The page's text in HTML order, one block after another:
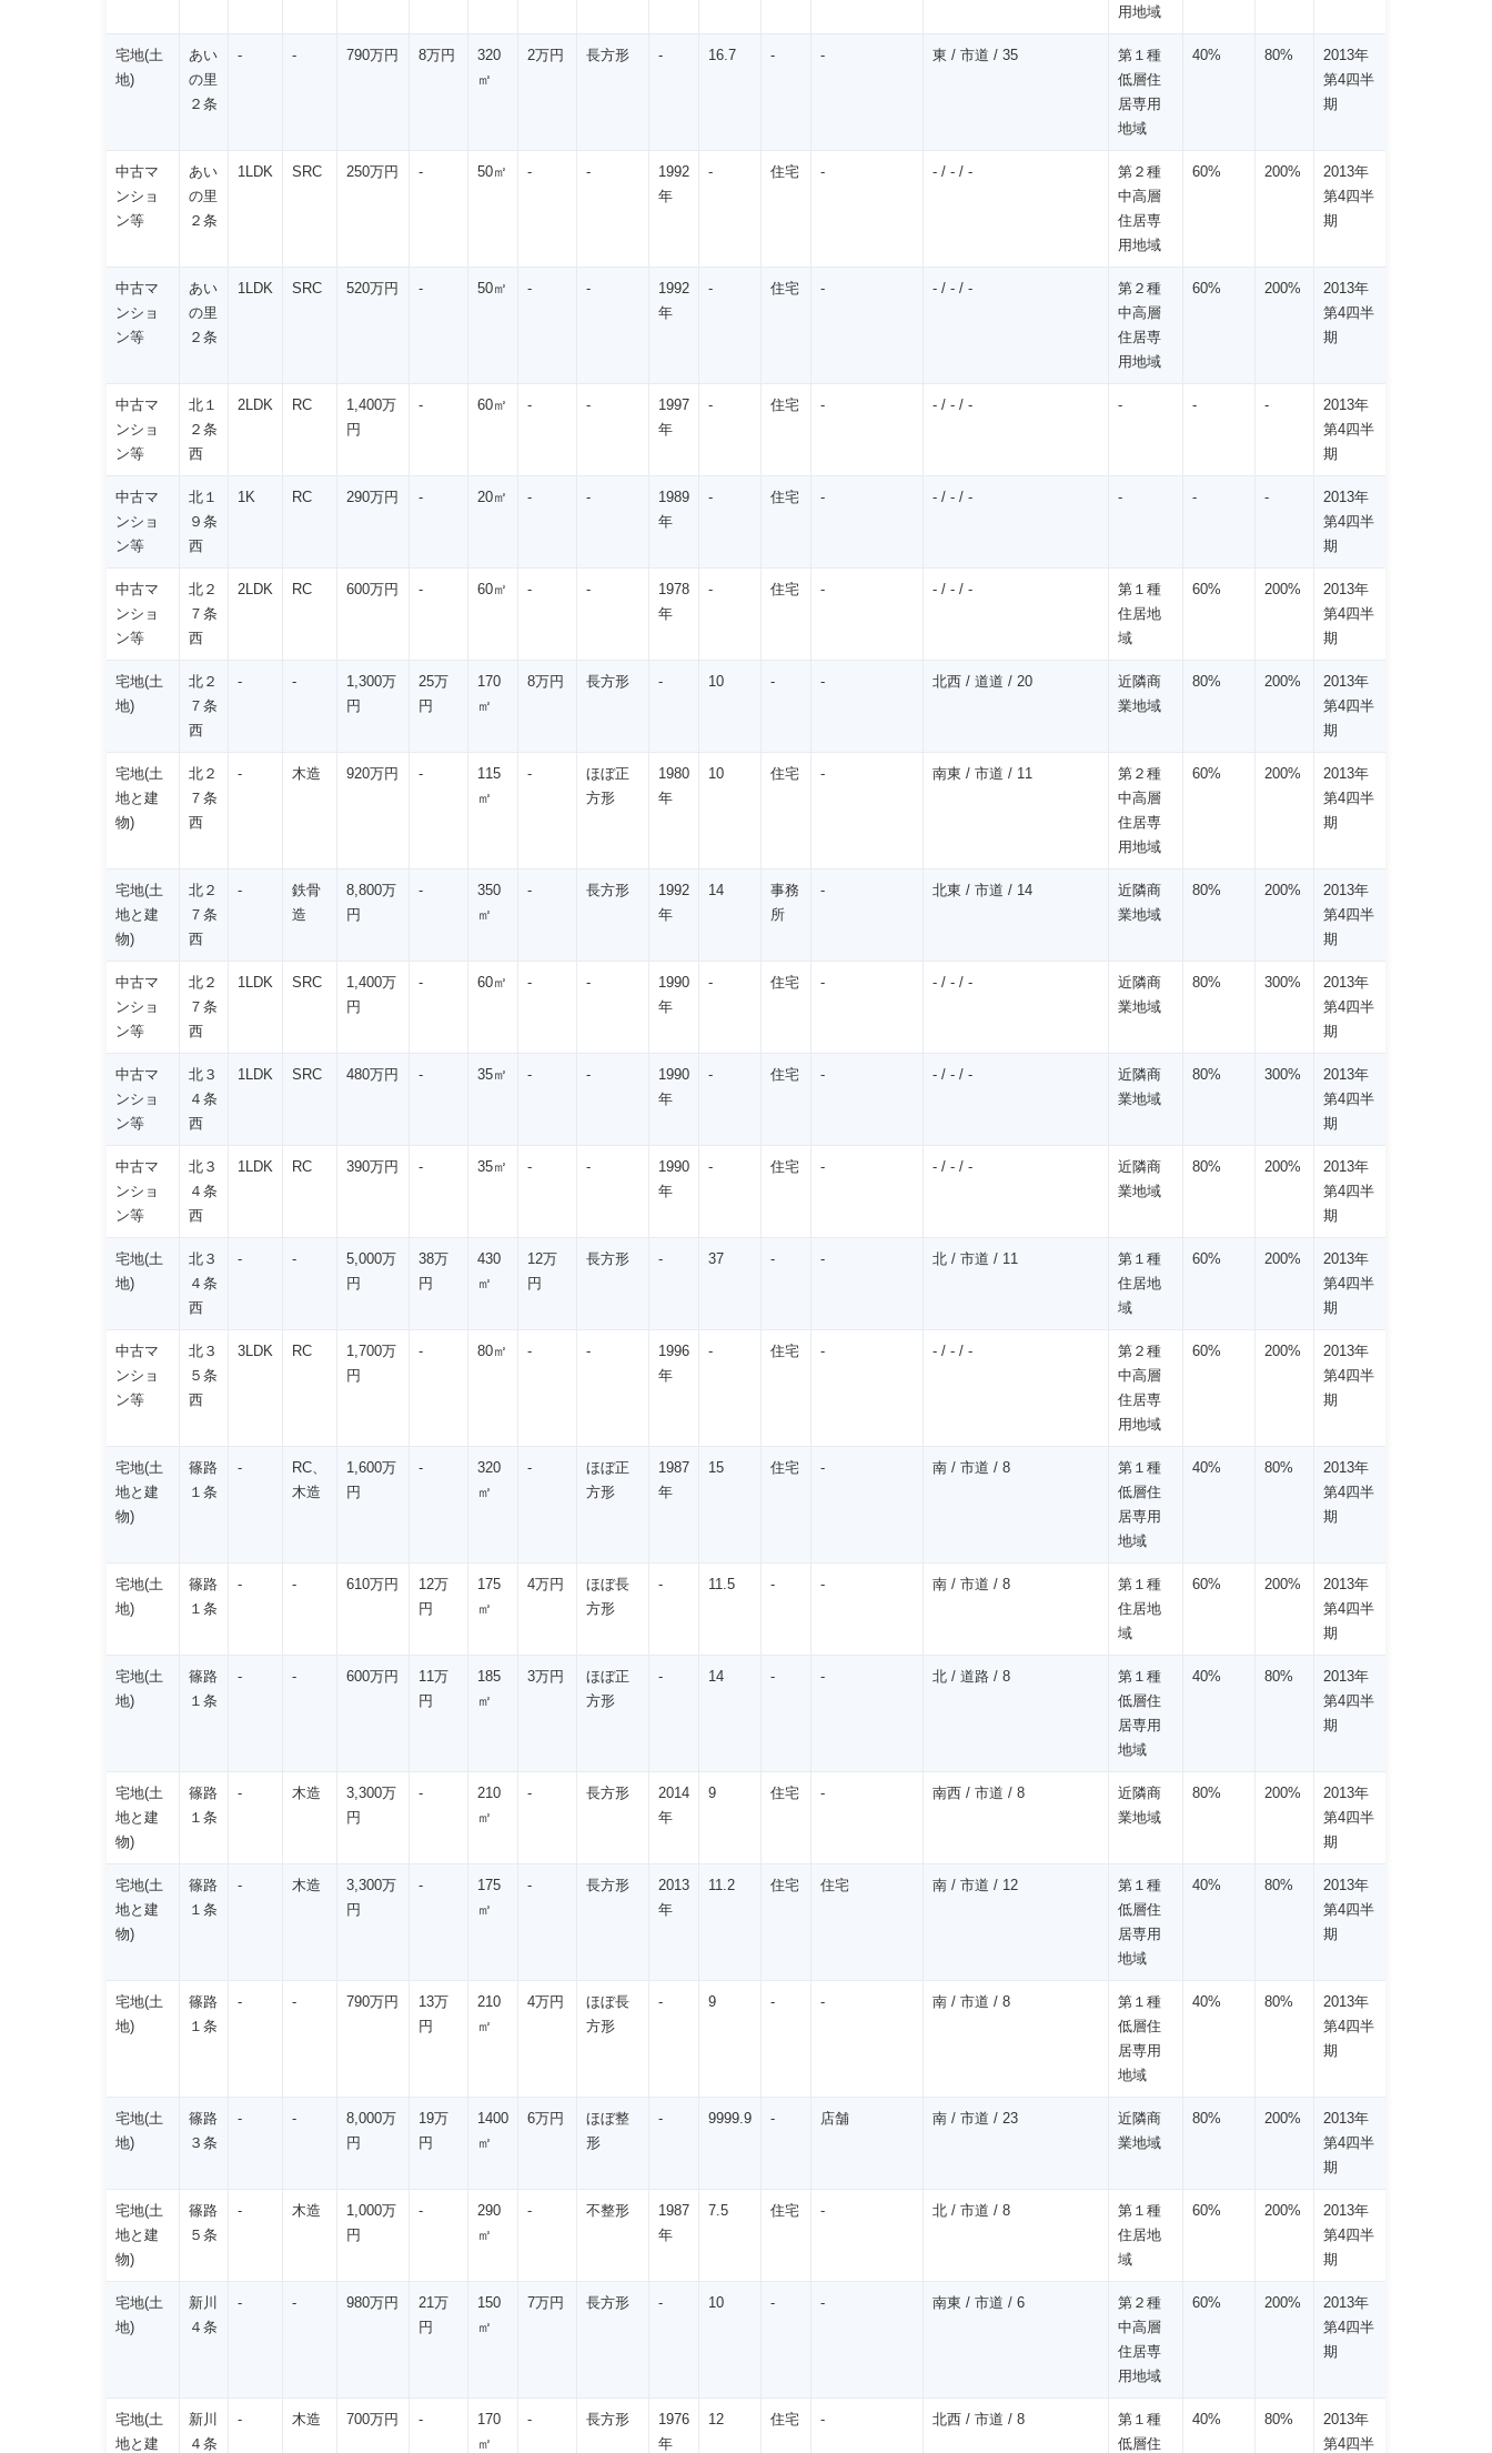
用地域
宅地(土
地)
あい
の里
２条
- - 790万円 8万円
320
㎡
2万円 長方形 - 16.7 - - 東 / 市道 / 35
第１種
低層住
居専用
地域
40% 80%
2013年
第4四半
期
中古マ
ンショ
ン等
あい
の里
２条
1LDK SRC 250万円 - 50㎡ - -
1992
年
- 住宅 - - / - / -
第２種
中高層
住居専
用地域
60% 200%
2013年
第4四半
期
中古マ
ンショ
ン等
あい
の里
２条
1LDK SRC 520万円 - 50㎡ - -
1992
年
- 住宅 - - / - / -
第２種
中高層
住居専
用地域
60% 200%
2013年
第4四半
期
中古マ
ンショ
ン等
北１
２条
西
2LDK RC
1,400万
円
- 60㎡ - -
1997
年
- 住宅 - - / - / - - - -
2013年
第4四半
期
中古マ
ンショ
ン等
北１
９条
西
1K RC 290万円 - 20㎡ - -
1989
年
- 住宅 - - / - / - - - -
2013年
第4四半
期
中古マ
ンショ
ン等
北２
７条
西
2LDK RC 600万円 - 60㎡ - -
1978
年
- 住宅 - - / - / -
第１種
住居地
域
60% 200%
2013年
第4四半
期
宅地(土
地)
北２
７条
西
- -
1,300万
円
25万
円
170
㎡
8万円 長方形 - 10 - - 北西 / 道道 / 20
近隣商
業地域
80% 200%
2013年
第4四半
期
宅地(土
地と建
物)
北２
７条
西
- 木造 920万円 -
115
㎡
-
ほぼ正
方形
1980
年
10 住宅 - 南東 / 市道 / 11
第２種
中高層
住居専
用地域
60% 200%
2013年
第4四半
期
宅地(土
地と建
物)
北２
７条
西
-
鉄骨
造
8,800万
円
-
350
㎡
- 長方形
1992
年
14
事務
所
- 北東 / 市道 / 14
近隣商
業地域
80% 200%
2013年
第4四半
期
中古マ
ンショ
ン等
北２
７条
西
1LDK SRC
1,400万
円
- 60㎡ - -
1990
年
- 住宅 - - / - / -
近隣商
業地域
80% 300%
2013年
第4四半
期
中古マ
ンショ
ン等
北３
４条
西
1LDK SRC 480万円 - 35㎡ - -
1990
年
- 住宅 - - / - / -
近隣商
業地域
80% 300%
2013年
第4四半
期
中古マ
ンショ
ン等
北３
４条
西
1LDK RC 390万円 - 35㎡ - -
1990
年
- 住宅 - - / - / -
近隣商
業地域
80% 200%
2013年
第4四半
期
宅地(土
地)
北３
４条
西
- -
5,000万
円
38万
円
430
㎡
12万
円
長方形 - 37 - - 北 / 市道 / 11
第１種
住居地
域
60% 200%
2013年
第4四半
期
中古マ
ンショ
ン等
北３
５条
西
3LDK RC
1,700万
円
- 80㎡ - -
1996
年
- 住宅 - - / - / -
第２種
中高層
住居専
用地域
60% 200%
2013年
第4四半
期
宅地(土
地と建
物)
篠路
１条
-
RC、
木造
1,600万
円
-
320
㎡
-
ほぼ正
方形
1987
年
15 住宅 - 南 / 市道 / 8
第１種
低層住
居専用
地域
40% 80%
2013年
第4四半
期
宅地(土
地)
篠路
１条
- - 610万円
12万
円
175
㎡
4万円
ほぼ長
方形
- 11.5 - - 南 / 市道 / 8
第１種
住居地
域
60% 200%
2013年
第4四半
期
宅地(土
地)
篠路
１条
- - 600万円
11万
円
185
㎡
3万円
ほぼ正
方形
- 14 - - 北 / 道路 / 8
第１種
低層住
居専用
地域
40% 80%
2013年
第4四半
期
宅地(土
地と建
物)
篠路
１条
- 木造
3,300万
円
-
210
㎡
- 長方形
2014
年
9 住宅 - 南西 / 市道 / 8
近隣商
業地域
80% 200%
2013年
第4四半
期
宅地(土
地と建
物)
篠路
１条
- 木造
3,300万
円
-
175
㎡
- 長方形
2013
年
11.2 住宅 住宅 南 / 市道 / 12
第１種
低層住
居専用
地域
40% 80%
2013年
第4四半
期
宅地(土
地)
篠路
１条
- - 790万円
13万
円
210
㎡
4万円
ほぼ長
方形
- 9 - - 南 / 市道 / 8
第１種
低層住
居専用
地域
40% 80%
2013年
第4四半
期
宅地(土
地)
篠路
３条
- -
8,000万
円
19万
円
1400
㎡
6万円
ほぼ整
形
- 9999.9 - 店舗 南 / 市道 / 23
近隣商
業地域
80% 200%
2013年
第4四半
期
宅地(土
地と建
物)
篠路
５条
- 木造
1,000万
円
-
290
㎡
- 不整形
1987
年
7.5 住宅 - 北 / 市道 / 8
第１種
住居地
域
60% 200%
2013年
第4四半
期
宅地(土
地)
新川
４条
- - 980万円
21万
円
150
㎡
7万円 長方形 - 10 - - 南東 / 市道 / 6
第２種
中高層
住居専
用地域
60% 200%
2013年
第4四半
期
宅地(土
地と建
新川
４条
- 木造 700万円 -
170
㎡
- 長方形
1976
年
12 住宅 - 北西 / 市道 / 8
第１種
低層住
40% 80%
2013年
第4四半